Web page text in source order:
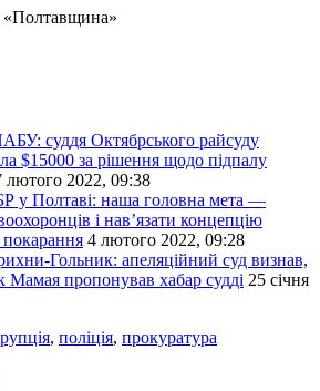
«Полтавщина»
суддя Октябрського райсуду
$15000 за рішення щодо підпалу
лютого 2022, 09:38
у Полтаві: наша головна мета —
і нав’язати концепцію
покарання 4 лютого 2022, 09:28
Гольник: апеляційний суд визнав,
Мамая пропонував хабар судді 25 січня
, поліція, прокуратура